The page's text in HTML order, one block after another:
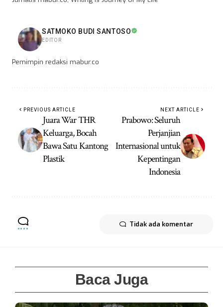
SATMOKO BUDI SANTOSO
EDITOR
Pemimpin redaksi mabur.co
PREVIOUS ARTICLE
Juara War THR
Keluarga, Bocah
Bawa Satu Kantong
Plastik
NEXT ARTICLE
Prabowo: Seluruh
Perjanjian
Internasional untuk
Kepentingan
Indonesia
Tidak ada komentar
Baca Juga